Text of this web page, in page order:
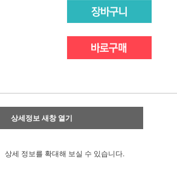
상세정보 새창 열기
상세 정보를 확대해 보실 수 있습니다.